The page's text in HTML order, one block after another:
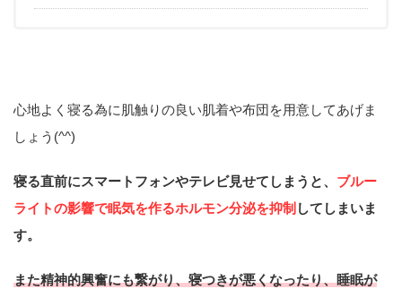
心地よく寝る為に肌触りの良い肌着や布団を用意してあげま
しょう(^^)
寝る直前にスマートフォンやテレビ見せてしまうと、 ブルー
ライトの影響で眠気を作るホルモン分泌を抑制 してしまいま
す。
また精神的興奮にも繋がり、寝つきが悪くなったり、睡眠が